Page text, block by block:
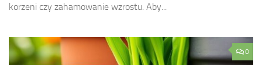
korzeni czy zahamowanie wzrostu. Aby...
0